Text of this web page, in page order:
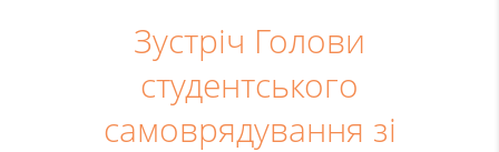
Зустріч Голови
студентського
самоврядування зі